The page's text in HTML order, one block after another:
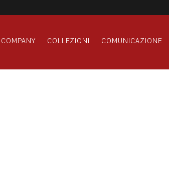
COMPANY COLLEZIONI COMUNICAZIONE